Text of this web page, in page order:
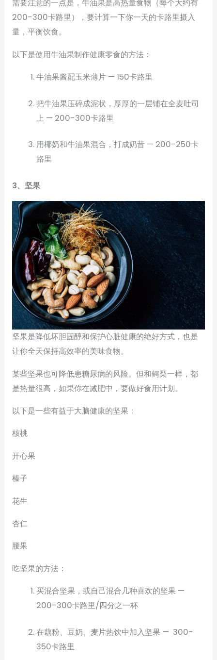
需要注意的一点是，牛油果是高热量食物（每个大约有
200-300卡路里），要计算一下你一天的卡路里摄入
量，平衡饮食。
以下是使用牛油果制作健康零食的方法：
牛油果酱配玉米薄片 — 150卡路里
把牛油果压碎成泥状，厚厚的一层铺在全麦吐司
上 — 200-300卡路里
用椰奶和牛油果混合，打成奶昔 — 200-250卡
路里
3、坚果
坚果是降低坏胆固醇和保护心脏健康的绝好方式，也是
让你全天保持高效率的美味食物。
某些坚果也可降低患糖尿病的风险。但和鳄梨一样，都
是热量很高，如果你在减肥中，要做好食用计划。
以下是一些有益于大脑健康的坚果：
核桃
开心果
榛子
花生
杏仁
腰果
吃坚果的方法：
买混合坚果，或自己混合几种喜欢的坚果 —
200-300卡路里/四分之一杯
在藕粉、豆奶、麦片热饮中加入坚果 — 300-
350卡路里